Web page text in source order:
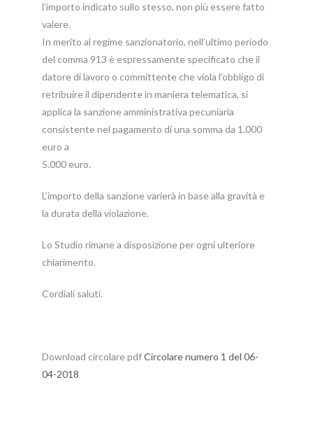
l’importo indicato sullo stesso, non più essere fatto
valere.
In merito al regime sanzionatorio, nell’ultimo periodo
del comma 913 è espressamente specificato che il
datore di lavoro o committente che viola l’obbligo di
retribuire il dipendente in maniera telematica, si
applica la sanzione amministrativa pecuniaria
consistente nel pagamento di una somma da 1.000
euro a
5.000 euro.
L’importo della sanzione varierà in base alla gravità e
la durata della violazione.
Lo Studio rimane a disposizione per ogni ulteriore
chiarimento.
Cordiali saluti.
Download circolare pdfCircolare numero 1 del 06-
04-2018